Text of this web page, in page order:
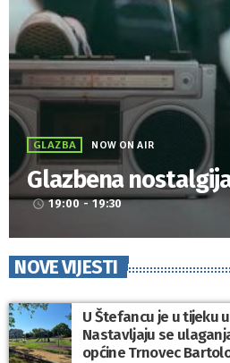
GLAZBA NOW ON AIR
Glazbena
access_time 19:00 - 19:30
NOVE VIJESTI
U Štefancu je u tijeku
Nastavljaju se
općine Trnovec